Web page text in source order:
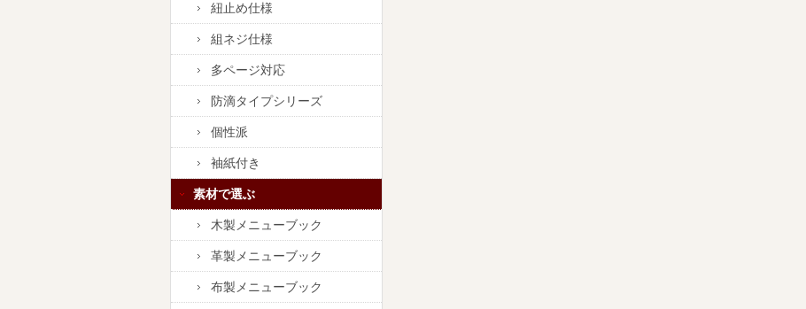
紐止め仕様
組ネジ仕様
多ページ対応
防滴タイプシリーズ
個性派
袖紙付き
素材で選ぶ
木製メニューブック
革製メニューブック
布製メニューブック